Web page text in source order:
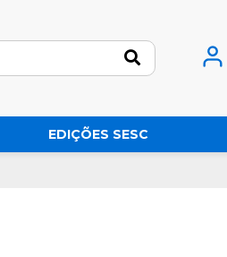
EDIÇÕES SESC